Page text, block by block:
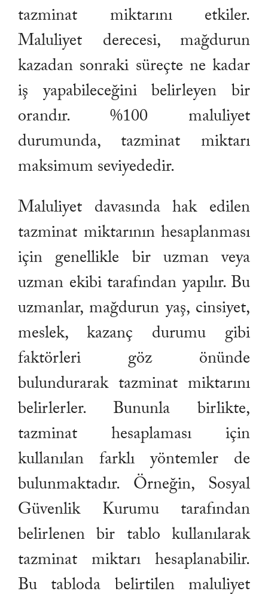
tazminat miktarını etkiler.
Maluliyet derecesi, mağdurun
kazadan sonraki süreçte ne kadar
iş yapabileceğini belirleyen bir
orandır. %100 maluliyet
durumunda, tazminat miktarı
maksimum seviyededir.
Maluliyet davasında hak edilen
tazminat miktarının hesaplanması
için genellikle bir uzman veya
uzman ekibi tarafından yapılır. Bu
uzmanlar, mağdurun yaş, cinsiyet,
meslek, kazanç durumu gibi
faktörleri göz önünde
bulundurarak tazminat miktarını
belirlerler. Bununla birlikte,
tazminat hesaplaması için
kullanılan farklı yöntemler de
bulunmaktadır. Örneğin, Sosyal
Güvenlik Kurumu tarafından
belirlenen bir tablo kullanılarak
tazminat miktarı hesaplanabilir.
Bu tabloda belirtilen maluliyet